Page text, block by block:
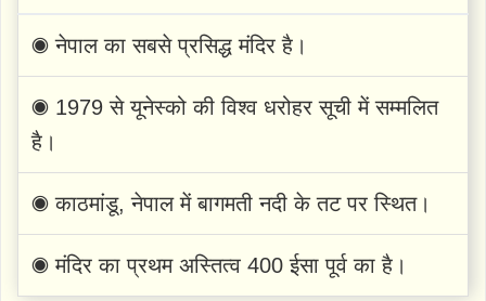
◉ नेपाल का सबसे प्रसिद्ध मंदिर है।
◉ 1979 से यूनेस्को की विश्व धरोहर सूची में सम्मलित
है।
◉ काठमांडू, नेपाल में बागमती नदी के तट पर स्थित।
◉ मंदिर का प्रथम अस्तित्व 400 ईसा पूर्व का है।